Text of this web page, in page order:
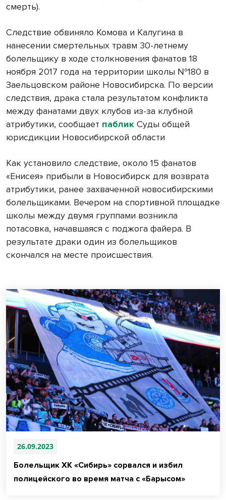
смерть).
Следствие обвиняло Комова и Калугина в
нанесении смертельных травм 30-летнему
болельщику в ходе столкновения фанатов 18
ноября 2017 года на территории школы №180 в
Заельцовском районе Новосибирска. По версии
следствия, драка стала результатом конфликта
между фанатами двух клубов из-за клубной
атрибутики, сообщает паблик Суды общей
юрисдикции Новосибирской области
Как установило следствие, около 15 фанатов
«Енисея» прибыли в Новосибирск для возврата
атрибутики, ранее захваченной новосибирскими
болельщиками. Вечером на спортивной площадке
школы между двумя группами возникла
потасовка, начавшаяся с поджога файера. В
результате драки один из болельщиков
скончался на месте происшествия.
26.09.2023
Болельщик ХК «Сибирь» сорвался и избил
полицейского во время матча с «Барысом»